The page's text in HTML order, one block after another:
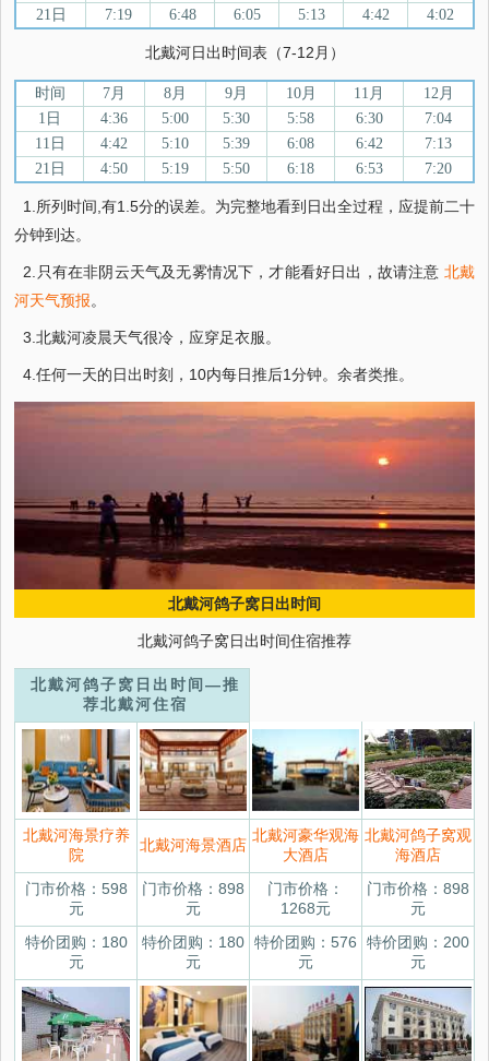
21日
7:19 6:48 6:05 5:13 4:42 4:02
北戴河日出时间表（7-12月）
时间 7月 8月 9月 10月 11月
12月
1日
4:36 5:00 5:30 5:58 6:30
7:04
11日
4:42 5:10 5:39 6:08 6:42
7:13
21日
4:50 5:19 5:50 6:18 6:53 7:20
1.所列时间,有1.5分的误差。为完整地看到日出全过程，应提前二十
分钟到达。
2.只有在非阴云天气及无雾情况下，才能看好日出，故请注意 北戴
河天气预报。
3.北戴河凌晨天气很冷，应穿足衣服。
4.任何一天的日出时刻，10内每日推后1分钟。余者类推。
北戴河鸽子窝日出时间
北戴河鸽子窝日出时间住宿推荐
北戴河鸽子窝日出时间—推
荐北戴河住宿
北戴河海景疗养
院
北戴河海景酒店
北戴河豪华观海
大酒店
北戴河鸽子窝观
海酒店
门市价格：598
元
门市价格：898
元
门市价格：
1268元
门市价格：898
元
特价团购：180
元
特价团购：180
元
特价团购：576
元
特价团购：200
元